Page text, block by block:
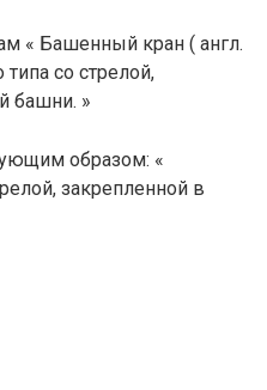
« Башенный кран ( англ.
со стрелой,
башни. »
образом: «
закрепленной в